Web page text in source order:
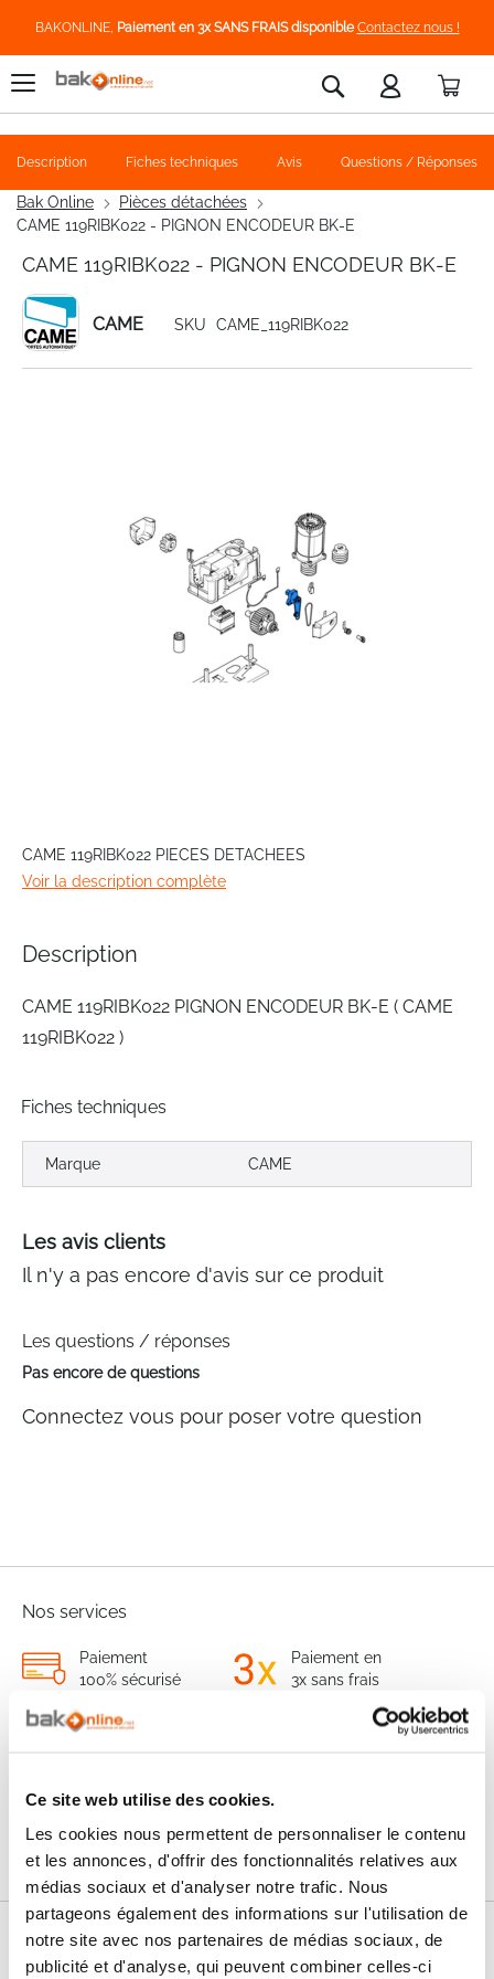
Ce site web utilise des cookies.
Les cookies nous permettent de personnaliser le contenu
et les annonces, d'offrir des fonctionnalités relatives aux
médias sociaux et d'analyser notre trafic. Nous
partageons également des informations sur l'utilisation de
notre site avec nos partenaires de médias sociaux, de
publicité et d'analyse, qui peuvent combiner celles-ci
BAKONLINE, Paiement en 3x SANS FRAIS disponible Contactez nous !
Rechercher
Bak Online
Pièces détachées
CAME 119RIBK022 - PIGNON ENCODEUR BK-E
CAME 119RIBK022 - PIGNON ENCODEUR BK-E
CAME SKU CAME_119RIBK022
to
the
beginning
images
CAME 119RIBK022 PIECES DETACHEES
Voir la description complète
Description Fiches techniques Avis Questions / Réponses
Description
CAME 119RIBK022 PIGNON ENCODEUR BK-E ( CAME
119RIBK022 )
Fiches techniques
Marque CAME
Les avis clients
Il n'y a pas encore d'avis sur ce produit
Les questions / réponses
Pas encore de questions
Connectez vous pour poser votre question
Nos services
Paiement
100% sécurisé
Paiement en
3x sans frais
Livraison
Nos conseils